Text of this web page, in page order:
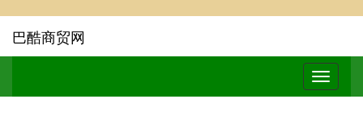
巴酷商贸网